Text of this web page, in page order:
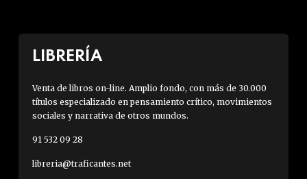
LIBRERÍA
Venta de libros on-line. Amplio fondo, con más de 30.000
títulos especializado en pensamiento crítico, movimientos
sociales y narrativa de otros mundos.
91 532 09 28
libreria@traficantes.net